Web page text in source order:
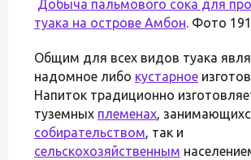
Добыча пальмового сока для
туака на острове Амбон. Фото
Общим для всех видов туака
надомное либо кустарное
Напиток традиционно
туземных племенах,
собирательством, так и
сельскохозяйственным